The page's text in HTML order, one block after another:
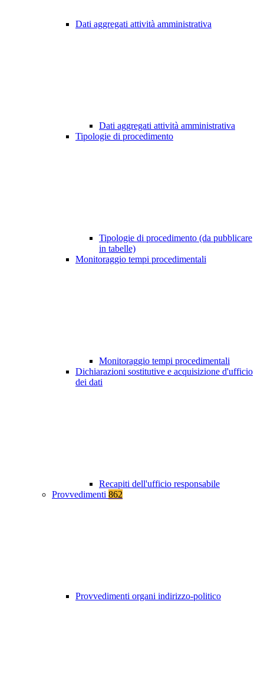
Dati aggregati attività amministrativa
Dati aggregati attività amministrativa
Tipologie di procedimento
Tipologie di procedimento (da pubblicare
in tabelle)
Monitoraggio tempi procedimentali
Monitoraggio tempi procedimentali
Dichiarazioni sostitutive e acquisizione d'ufficio
dei dati
Recapiti dell'ufficio responsabile
Provvedimenti 862
Provvedimenti organi indirizzo-politico